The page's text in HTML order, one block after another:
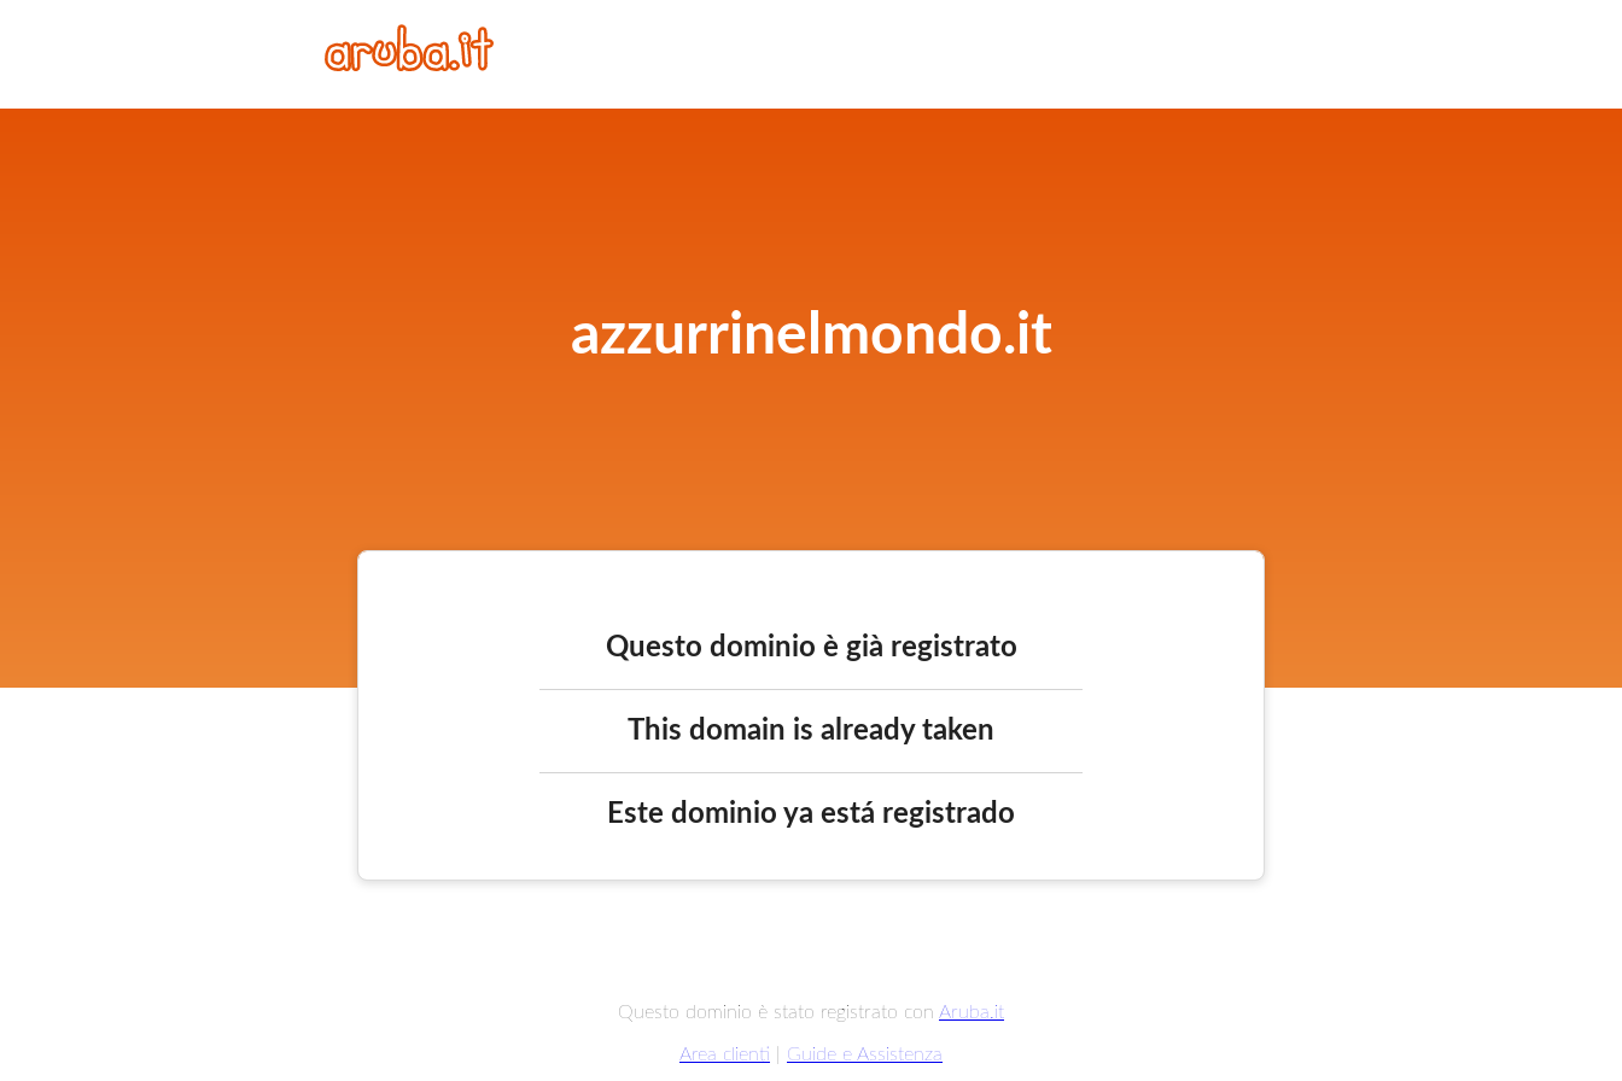
azzurrinelmondo.it
Questo dominio è già registrato
This domain is already taken
Este dominio ya está registrado
Questo dominio è stato registrato con Aruba.it
Area clienti Guide e Assistenza